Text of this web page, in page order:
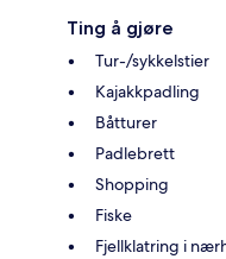
Ting å gjøre
Tur-/sykkelstier
Kajakkpadling
Båtturer
Padlebrett
Shopping
Fiske
Fjellklatring i